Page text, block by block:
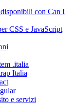
con Can I
CSS e JavaScript
.italia
Italia
e servizi